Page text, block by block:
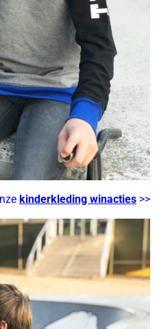
kinderkleding winacties >>